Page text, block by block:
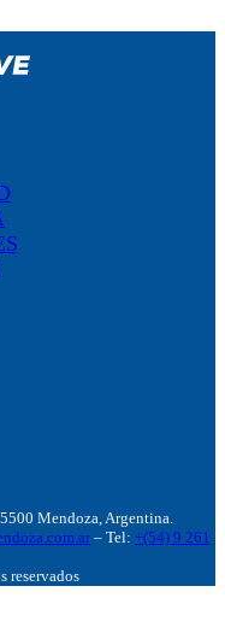
Mendoza, Argentina.
– Tel: +(54) 9 261
reservados